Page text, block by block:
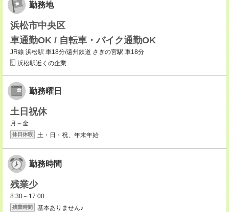
勤務地
浜松市中央区
車通勤OK / 自転車・バイク通勤OK
JR線 浜松駅 車18分/遠州鉄道 さぎの宮駅 車18分
浜松駅近くの企業
勤務曜日
土日祝休
月～金
休日休暇 土・日・祝、年末年始
勤務時間
残業少
8:30～17:00
残業時間 基本ありません♪